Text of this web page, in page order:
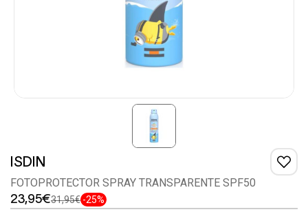
ISDIN
FOTOPROTECTOR SPRAY TRANSPARENTE SPF50
23,95€31,95€ -25%